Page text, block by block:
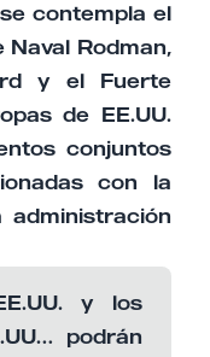
contempla el
Rodman,
y el Fuerte
de EE.UU.
conjuntos
con la
administración
y los
podrán